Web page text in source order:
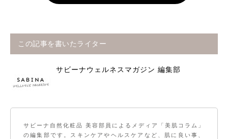
この記事を書いたライター
サビーナウェルネスマガジン 編集部
サビーナ自然化粧品 美容部員によるメディア「美肌コラム」
の編集部です。スキンケアやヘルスケアなど、肌に良い事、